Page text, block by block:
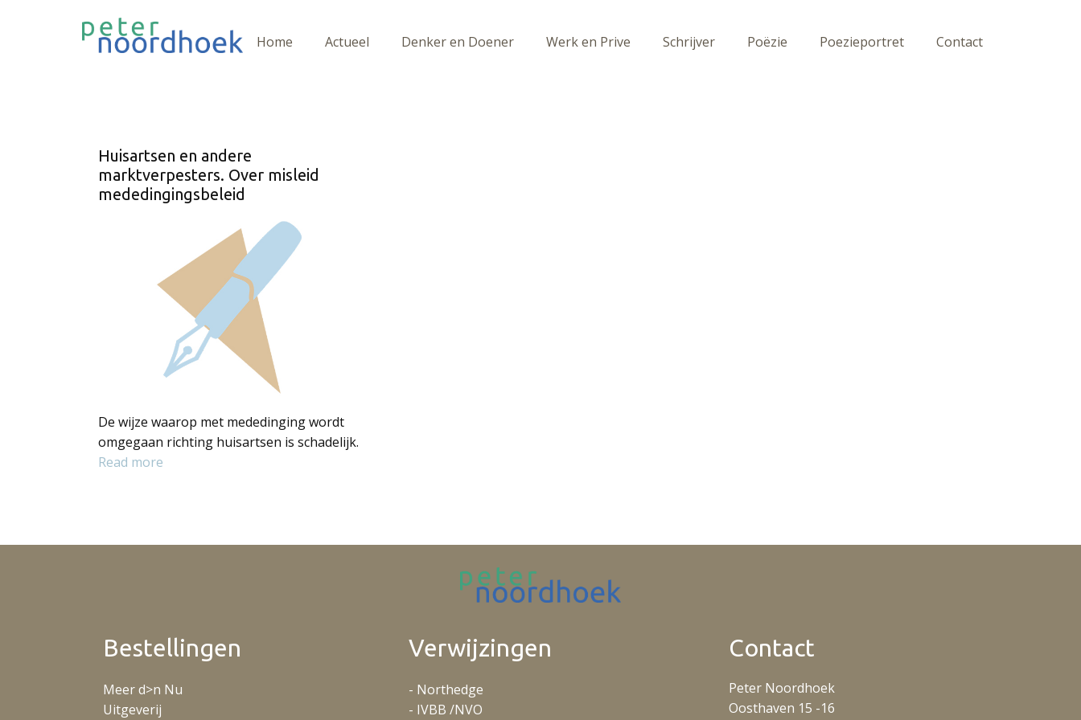
Home Actueel Denker en Doener Werk en Prive Schrijver Poëzie Poezieportret Contact
Huisartsen en andere
marktverpesters. Over misleid
mededingingsbeleid
De wijze waarop met mededinging wordt
omgegaan richting huisartsen is schadelijk.
Read more
Bestellingen
Meer d>n Nu
Uitgeverij
Verwijzingen
- Northedge
- IVBB /NVO
Contact
Peter Noordhoek
Oosthaven 15 -16